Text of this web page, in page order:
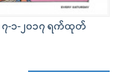
၇-၁-၂၀၁၇ ရက်ထုတ်